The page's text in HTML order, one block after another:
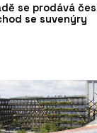
se prodává
se suvenýry